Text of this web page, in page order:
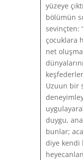
yüzeye
bölümün
sevinçten:
çocuklara
net
Uzuun bir
duygu,
bunlar;
diye kendi